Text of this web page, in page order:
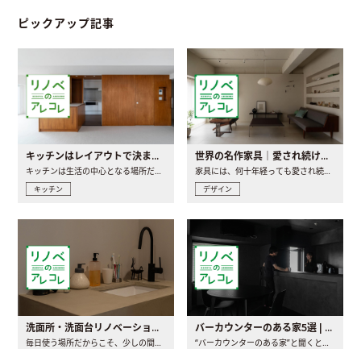
ピックアップ記事
キッチンはレイアウトで決まる。後悔しないための考え方と選び方
キッチンは生活の中心となる場所だからこそ、家の中のどこに置..
キッチン
世界の名作家具｜愛され続ける理由と一生モノとの出会い方
家具には、何十年経っても愛され続ける「名作」と呼ばれるもの..
デザイン
洗面所・洗面台リノベーションの事例と間取りアイデア
毎日使う場所だからこそ、少しの間取りの工夫や素材の選び方で..
バーカウンターのある家5選 | 日常に馴染む“距離の近い”キッチンとは
“バーカウンターのある家”と聞くと、少し特別な、大人のための..